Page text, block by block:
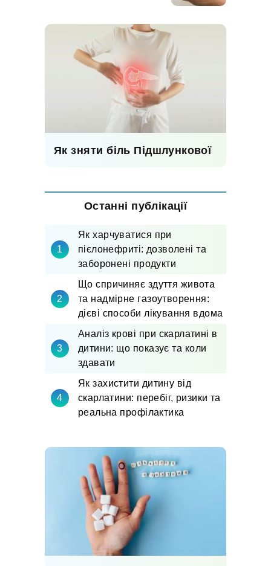
Як зняти біль Підшлункової
Останні публікації
Як харчуватися при
пієлонефриті: дозволені та
заборонені продукти
Що спричиняє здуття живота
та надмірне газоутворення:
дієві способи лікування вдома
Аналіз крові при скарлатині в
дитини: що показує та коли
здавати
Як захистити дитину від
скарлатини: перебіг, ризики та
реальна профілактика